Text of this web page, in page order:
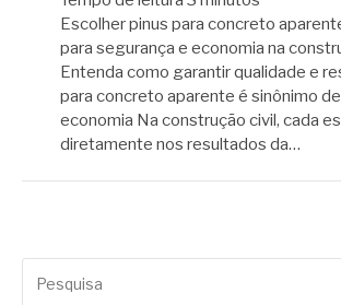
Escolher pinus para concreto
para segurança e economia na
Entenda como garantir qualidade e
para concreto aparente é sinônimo
economia Na construção civil, cada
diretamente nos resultados da…
por: